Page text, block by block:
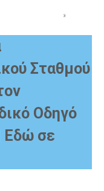
Σταθμού
Οδηγό
Εδώ σε